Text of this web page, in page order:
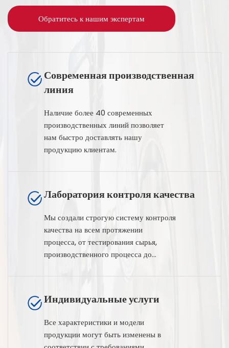
Обратитесь к нашим экспертам
Современная производственная
линия
Наличие более 40 современных
производственных линий позволяет
нам быстро доставлять нашу
продукцию клиентам.
Лаборатория контроля качества
Мы создали строгую систему контроля
качества на всем протяжении
процесса, от тестирования сырья,
производственного процесса до
Индивидуальные услуги
Все характеристики и модели
продукции могут быть изменены в